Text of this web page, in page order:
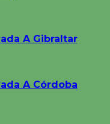
A Gibraltar
A Córdoba